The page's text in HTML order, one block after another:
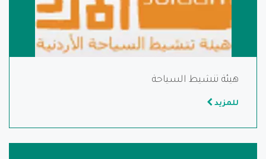
هيئة تنشيط السياحة
للمزيد